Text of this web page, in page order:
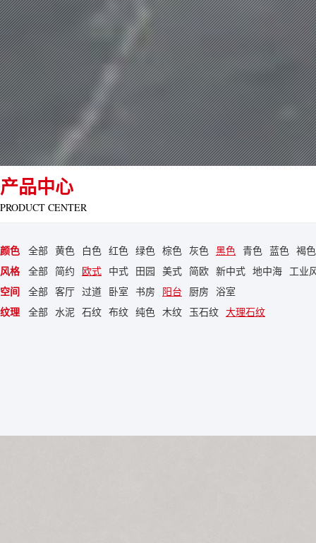
产品中心
PRODUCT CENTER
颜色 全部 黄色 白色 红色 绿色 棕色 灰色 黑色 青色 蓝色
褐色
风格
全部 简约 欧式 中式 田园 美式 简欧 新中式 地中海
工业
空间
全部 客厅 过道 卧室 书房 阳台 厨房
浴室
纹理
全部 水泥 石纹 布纹 纯色 木纹 玉石纹 大理石纹